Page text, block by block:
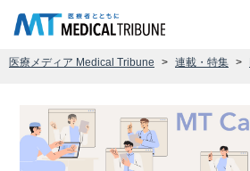
医療メディア Medical Tribune 連載・特集